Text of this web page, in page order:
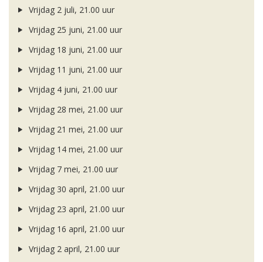
Vrijdag 2 juli, 21.00 uur
Vrijdag 25 juni, 21.00 uur
Vrijdag 18 juni, 21.00 uur
Vrijdag 11 juni, 21.00 uur
Vrijdag 4 juni, 21.00 uur
Vrijdag 28 mei, 21.00 uur
Vrijdag 21 mei, 21.00 uur
Vrijdag 14 mei, 21.00 uur
Vrijdag 7 mei, 21.00 uur
Vrijdag 30 april, 21.00 uur
Vrijdag 23 april, 21.00 uur
Vrijdag 16 april, 21.00 uur
Vrijdag 2 april, 21.00 uur